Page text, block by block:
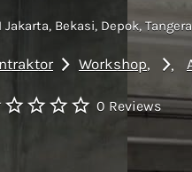
Jakarta, Bekasi, Depok,
Workshop
0 Reviews